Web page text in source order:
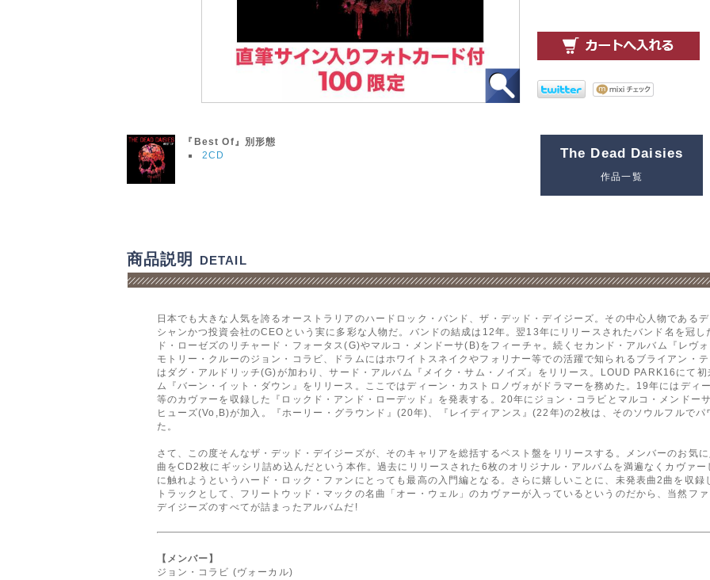
『Best Of』別形態
2CD
The Dead Daisies
作品一覧
商品説明 DETAIL
日本でも大きな人気を誇るオーストラリアのハードロック・バンド、ザ・デッド・デイジーズ。その中心人物である
シャンかつ投資会社のCEOという実に多彩な人物だ。バンドの結成は12年。翌13年にリリースされたバンド名を冠
ド・ローゼズのリチャード・フォータス(G)やマルコ・メンドーサ(B)をフィーチャ。続くセカンド・アルバム『レヴ
モトリー・クルーのジョン・コラビ、ドラムにはホワイトスネイクやフォリナー等での活躍で知られるブライアン・
はダグ・アルドリッチ(G)が加わり、サード・アルバム『メイク・サム・ノイズ』をリリース。LOUD PARK16にて
ム『バーン・イット・ダウン』をリリース。ここではディーン・カストロノヴォがドラマーを務めた。19年にはディ
等のカヴァーを収録した『ロックド・アンド・ローデッド』を発表する。20年にジョン・コラビとマルコ・メンドー
ヒューズ(Vo,B)が加入。『ホーリー・グラウンド』(20年)、『レイディアンス』(22年)の2枚は、そのソウルフルでパ
た。
さて、この度そんなザ・デッド・デイジーズが、そのキャリアを総括するベスト盤をリリースする。メンバーのお気
曲をCD2枚にギッシリ詰め込んだという本作。過去にリリースされた6枚のオリジナル・アルバムを満遍なくカヴァ
に触れようというハード・ロック・ファンにとっても最高の入門編となる。さらに嬉しいことに、未発表曲2曲を収録
トラックとして、フリートウッド・マックの名曲「オー・ウェル」のカヴァーが入っているというのだから、当然フ
デイジーズのすべてが詰まったアルバムだ!
【メンバー】
ジョン・コラビ (ヴォーカル)